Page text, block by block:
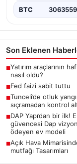
BTC 3063559
Son Eklenen
■Yatırım araçlarının
nasıl oldu?
■Fed faizi sabit tuttu
■Tunceli’de otluk
sıçramadan kontrol
■DAP Yapı’dan bir ilk!
güvencesi Dap
ödeyen ev modeli
■Açık Hava
mutfağı Tasarımları